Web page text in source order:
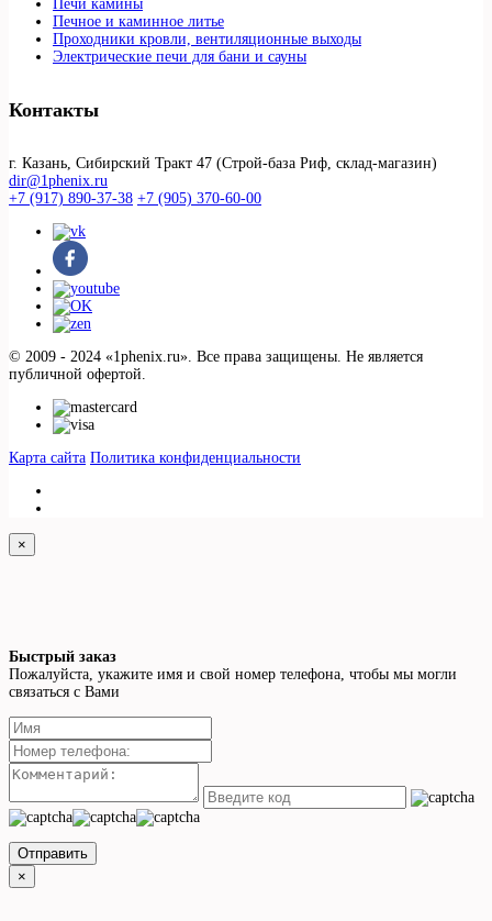
Печи камины
Печное и каминное литье
Проходники кровли, вeнтиляционные выходы
Электрические печи для бани и сауны
Контакты
г. Казань, Сибирский Тракт 47 (Строй-база Риф, склад-магазин)
dir@1phenix.ru
+7 (917) 890-37-38 +7 (905) 370-60-00
© 2009 - 2024 «1phenix.ru». Все права защищены. Не является
публичной офертой.
Карта сайта Политика конфиденциальности
×
Быстрый заказ
Пожалуйста, укажите имя и свой номер телефона, чтобы мы могли
связаться с Вами
Отправить
×